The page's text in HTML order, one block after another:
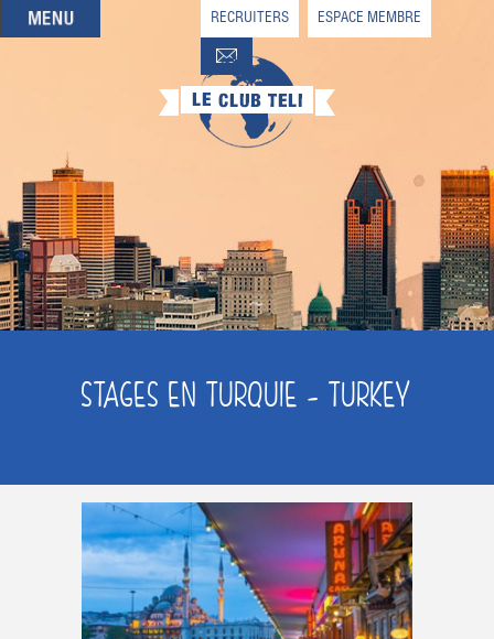
QUI SOMMES-NOUS
QUE CHERCHEZ-VOUS ?
NOS OFFRES PARTENAIRES
DEVENIR MEMBRE
RECRUITERS ESPACE MEMBRE
STAGES EN TURQUIE - TURKEY